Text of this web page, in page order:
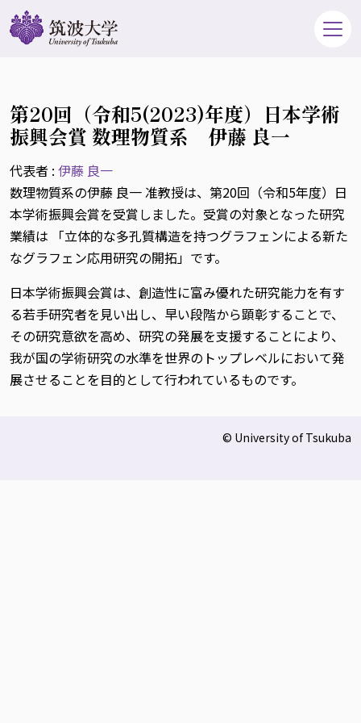
第20回（令和5(2023)年度）日本学術
振興会賞 数理物質系 伊藤 良一
代表者 : 伊藤 良一
数理物質系の伊藤 良一 准教授は、第20回（令和5年度）日
本学術振興会賞を受賞しました。受賞の対象となった研究
業績は 「立体的な多孔質構造を持つグラフェンによる新た
なグラフェン応用研究の開拓」です。
日本学術振興会賞は、創造性に富み優れた研究能力を有す
る若手研究者を見い出し、早い段階から顕彰することで、
その研究意欲を高め、研究の発展を支援することにより、
我が国の学術研究の水準を世界のトップレベルにおいて発
展させることを目的として行われているものです。
© University of Tsukuba